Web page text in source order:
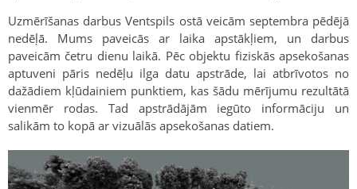
Uzmērīšanas darbus Ventspils ostā veicām septembra pēdējā
nedēļā. Mums paveicās ar laika apstākļiem, un darbus
paveicām četru dienu laikā. Pēc objektu fiziskās apsekošanas
aptuveni pāris nedēļu ilga datu apstrāde, lai atbrīvotos no
dažādiem kļūdainiem punktiem, kas šādu mērījumu rezultātā
vienmēr rodas. Tad apstrādājām iegūto informāciju un
salikām to kopā ar vizuālās apsekošanas datiem.